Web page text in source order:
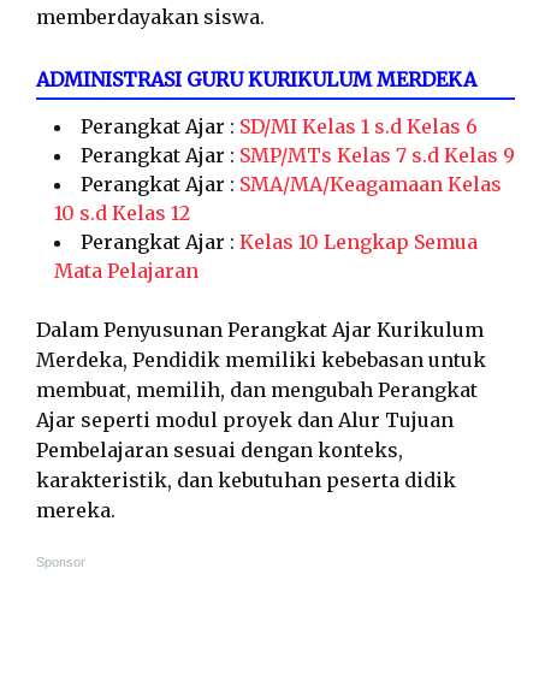
memberdayakan siswa.
ADMINISTRASI GURU KURIKULUM MERDEKA
Perangkat Ajar : SD/MI Kelas 1 s.d Kelas 6
Perangkat Ajar : SMP/MTs Kelas 7 s.d Kelas 9
Perangkat Ajar : SMA/MA/Keagamaan Kelas
10 s.d Kelas 12
Perangkat Ajar : Kelas 10 Lengkap Semua
Mata Pelajaran
Dalam Penyusunan Perangkat Ajar Kurikulum
Merdeka, Pendidik memiliki kebebasan untuk
membuat, memilih, dan mengubah Perangkat
Ajar seperti modul proyek dan Alur Tujuan
Pembelajaran sesuai dengan konteks,
karakteristik, dan kebutuhan peserta didik
mereka.
Sponsor